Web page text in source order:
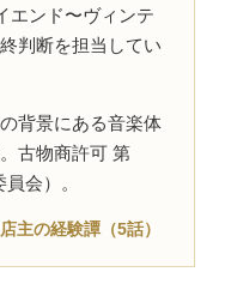
エンド〜ヴィンテ
判断を担当してい
背景にある音楽体
古物商許可 第
会）。
主の経験譚（5話）